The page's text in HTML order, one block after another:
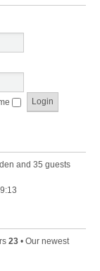
and 35 guests
23 • Our newest